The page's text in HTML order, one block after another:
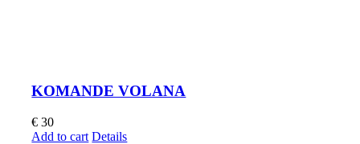
KOMANDE VOLANA
€ 30
Add to cart Details